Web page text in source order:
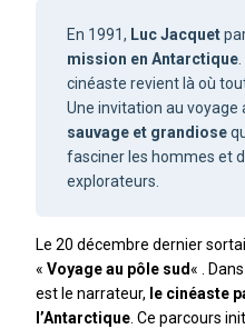
En 1991, Luc Jacquet
mission en Antarctique
cinéaste revient là où
Une invitation au voyage
sauvage et grandiose
fasciner les hommes et
explorateurs.
Le 20 décembre dernier
« Voyage au pôle sud« .
est le narrateur, le cinéaste
l’Antarctique . Ce parcours